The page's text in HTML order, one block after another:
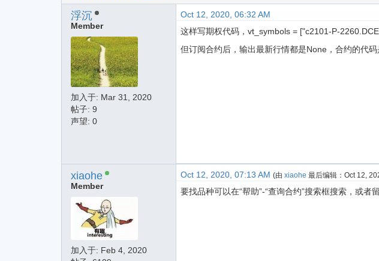
浮沉
Member
加入于: Mar 31, 2020
帖子: 9
声望: 0
Oct 12, 2020, 06:32 AM
这样写期权代码，vt_symbols = ["c2101-P-
但订阅合约后，输出最新行情都是None，合约的代
xiaohe
Member
加入于: Feb 4, 2020
Oct 12, 2020, 07:13 AM (由 xiaohe 最后编辑： Oct 12,
要找品种可以在“帮助”-“查询合约”搜索框搜索，或